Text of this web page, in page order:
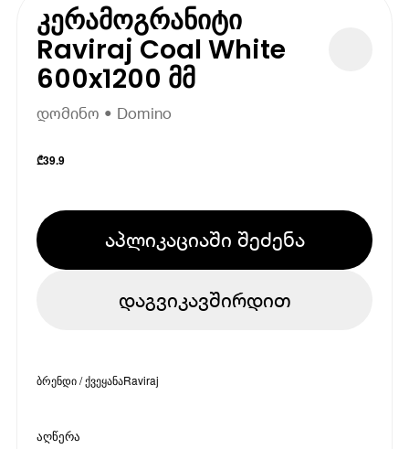
კერამოგრანიტი
Raviraj Coal White
600x1200 მმ
დომინო • Domino
₾39.9
აპლიკაციაში შეძენა
დაგვიკავშირდით
ბრენდი / ქვეყანაRaviraj
აღწერა